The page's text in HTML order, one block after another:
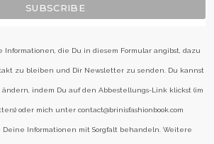
Informationen, die Du in diesem Formular angibst, dazu
zu bleiben und Dir Newsletter zu senden. Du kannst
indem Du auf den Abbestellungs-Link klickst (im
oder mich unter contact@brinisfashionbook.com
Deine Informationen mit Sorgfalt behandeln. Weitere